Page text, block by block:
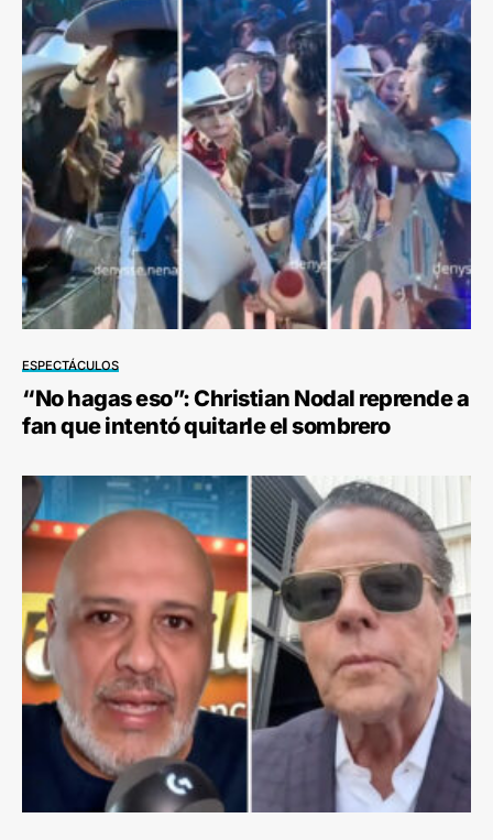
ESPECTÁCULOS
“No hagas eso”: Christian Nodal reprende a
fan que intentó quitarle el sombrero